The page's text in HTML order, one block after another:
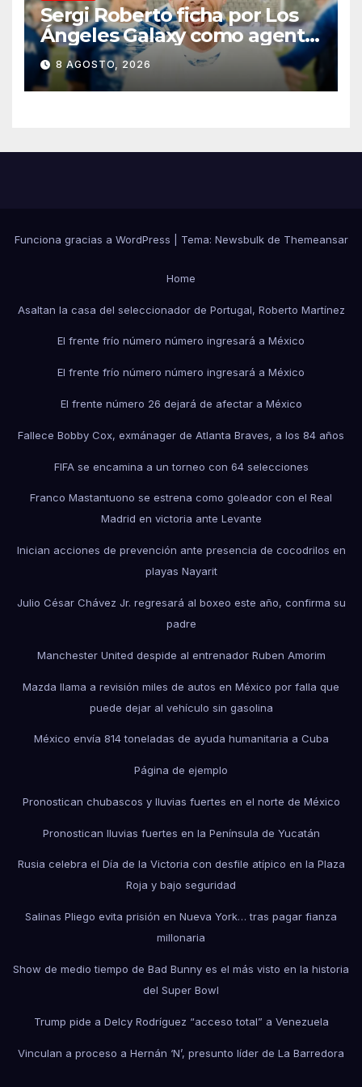
Sergi Roberto ficha por Los
Ángeles Galaxy como agente
libre hasta 2028
8 AGOSTO, 2026
Funciona gracias a WordPress Tema: Newsbulkde Themeansar
Home
Asaltan la casa del seleccionador de Portugal, Roberto Martínez
El frente frío número número ingresará a México
El frente frío número número ingresará a México
El frente número 26 dejará de afectar a México
Fallece Bobby Cox, exmánager de Atlanta Braves, a los 84 años
FIFA se encamina a un torneo con 64 selecciones
Franco Mastantuono se estrena como goleador con el Real
Madrid en victoria ante Levante
Inician acciones de prevención ante presencia de cocodrilos en
playas Nayarit
Julio César Chávez Jr. regresará al boxeo este año, confirma su
padre
Manchester United despide al entrenador Ruben Amorim
Mazda llama a revisión miles de autos en México por falla que
puede dejar al vehículo sin gasolina
México envía 814 toneladas de ayuda humanitaria a Cuba
Página de ejemplo
Pronostican chubascos y lluvias fuertes en el norte de México
Pronostican lluvias fuertes en la Península de Yucatán
Rusia celebra el Día de la Victoria con desfile atípico en la Plaza
Roja y bajo seguridad
Salinas Pliego evita prisión en Nueva York… tras pagar fianza
millonaria
Show de medio tiempo de Bad Bunny es el más visto en la historia
del Super Bowl
Trump pide a Delcy Rodríguez “acceso total” a Venezuela
Vinculan a proceso a Hernán ‘N’, presunto líder de La Barredora